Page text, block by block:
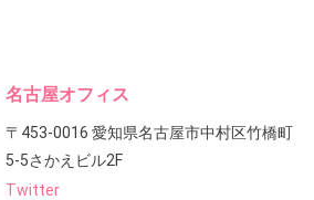
名古屋オフィス
〒453-0016 愛知県名古屋市中村区竹橋町
5-5さかえビル2F
Twitter